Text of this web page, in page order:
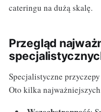
cateringu na dużą skalę.
Przegląd
Specjalistyczne
Oto kilka